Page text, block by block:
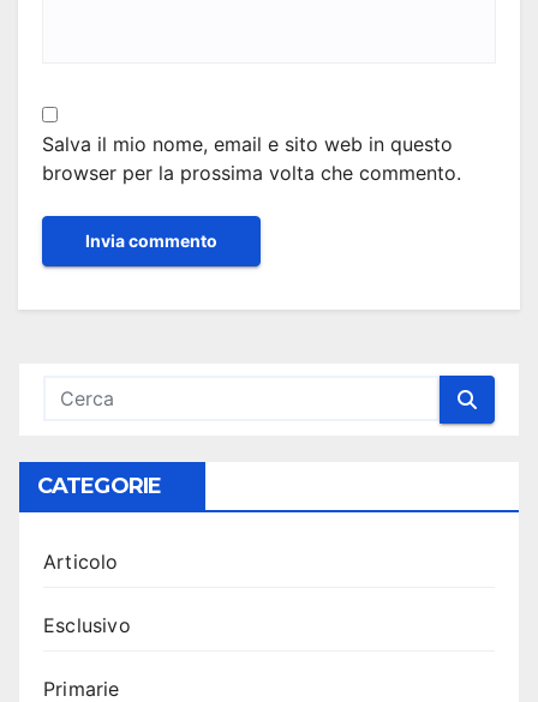
Salva il mio nome, email e sito web in questo
browser per la prossima volta che commento.
CATEGORIE
Articolo
Esclusivo
Primarie